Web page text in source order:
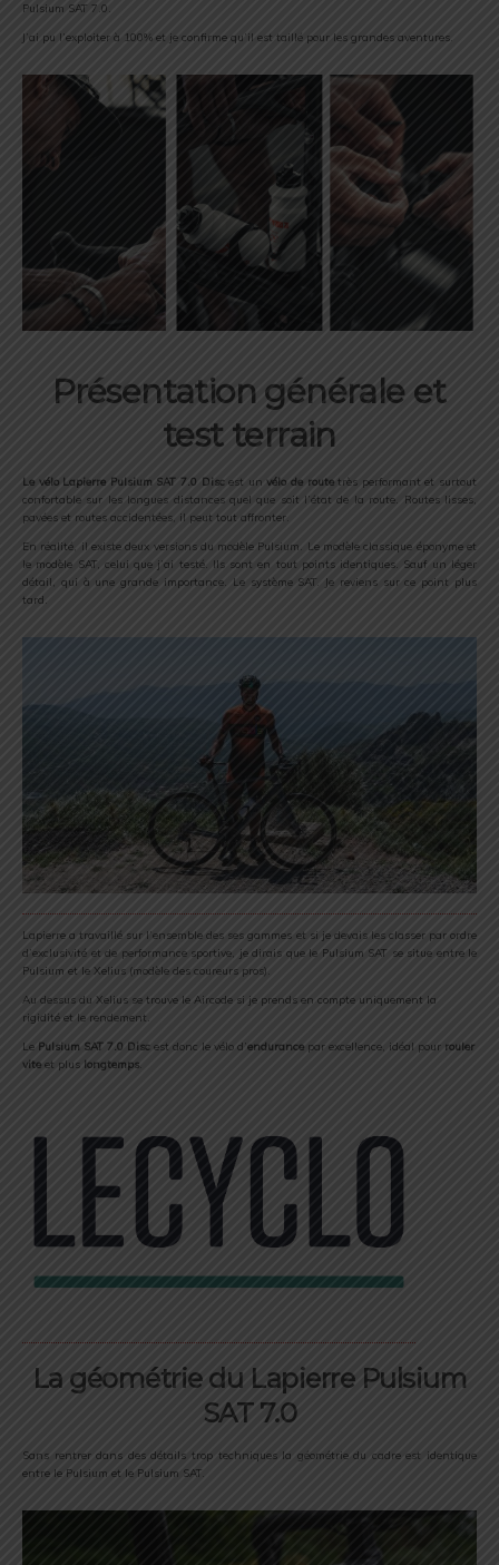
Pulsium SAT 7.0.
J’ai pu l’exploiter à 100% et je confirme qu’il est taillé pour les grandes aventures.
Présentation générale et
test terrain
Le vélo Lapierre Pulsium SAT 7.0 Discest un vélo de routetrès performant et surtout
confortable sur les longues distances quel que soit l’état de la route. Routes lisses,
pavées et routes accidentées, il peut tout affronter.
En réalité, il existe deux versions du modèle Pulsium. Le modèle classique éponyme et
le modèle SAT, celui que j’ai testé. Ils sont en tout points identiques. Sauf un léger
détail, qui à une grande importance. Le système SAT. Je reviens sur ce point plus
tard.
Lapierre a travaillé sur l’ensemble des ses gammes et si je devais les classer par ordre
d’exclusivité et de performance sportive, je dirais que le Pulsium SAT se situe entre le
Pulsium et le Xelius (modèle des coureurs pros).
Au dessus du Xelius se trouve le Aircode si je prends en compte uniquement la
rigidité et le rendement.
Le Pulsium SAT 7.0 Disc est donc le vélo d’endurance par excellence, idéal pour rouler
vite et plus longtemps.
La géométrie du Lapierre Pulsium
SAT 7.0
Sans rentrer dans des détails trop techniques la géométrie du cadre est identique
entre le Pulsium et le Pulsium SAT.